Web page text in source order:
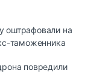
оштрафовали на
таможенника
повредили